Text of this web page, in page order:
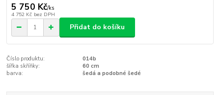
5 750 Kč/ks
4 752 Kč bez DPH
Přidat do košíku
Číslo produktu:
014b
šířka skříňky:
60 cm
barva:
šedá a podobné šedé